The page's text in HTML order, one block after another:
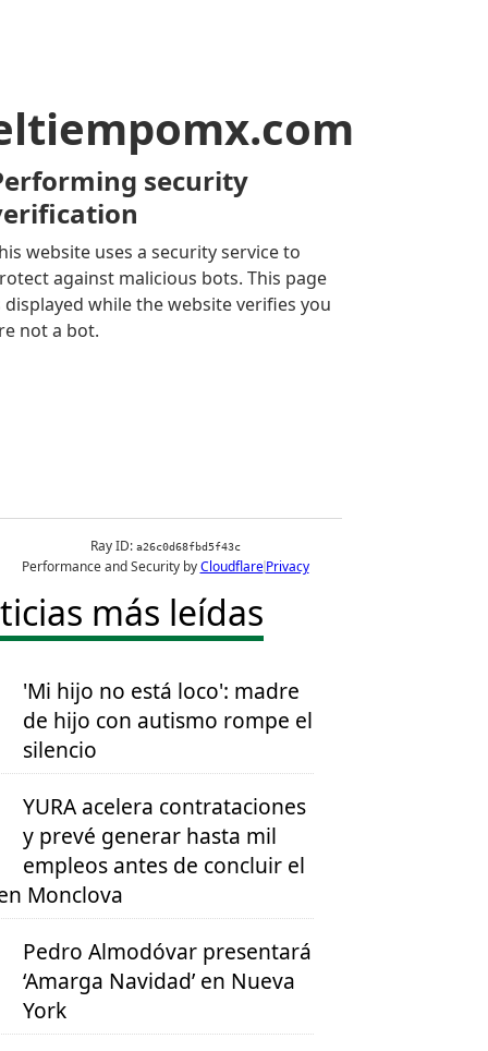
más leídas
'Mi hijo no está loco': madre
de hijo con autismo rompe el
silencio
YURA acelera contrataciones
y prevé generar hasta mil
empleos antes de concluir el
Monclova
Pedro Almodóvar presentará
‘Amarga Navidad’ en Nueva
York